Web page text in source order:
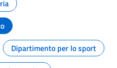
Dipartimento per lo sport